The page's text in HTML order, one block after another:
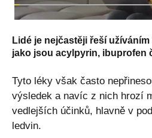
Lidé je nejčastěji řeší
jako jsou acylpyrin, ibuprofen
Tyto léky však často
výsledek a navíc z nich hrozí
vedlejších účinků, hlavně v
ledvin.